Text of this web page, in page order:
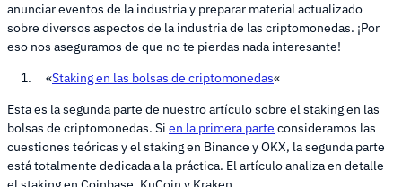
anunciar eventos de la industria y preparar material actualizado
sobre diversos aspectos de la industria de las criptomonedas. ¡Por
eso nos aseguramos de que no te pierdas nada interesante!
«Staking en las bolsas de criptomonedas«
Esta es la segunda parte de nuestro artículo sobre el staking en las
bolsas de criptomonedas. Si en la primera parte consideramos las
cuestiones teóricas y el staking en Binance y OKX, la segunda parte
está totalmente dedicada a la práctica. El artículo analiza en detalle